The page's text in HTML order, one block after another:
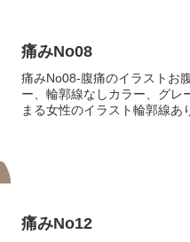
痛みNo08
痛みNo08-腹痛のイラストお
ー、輪郭線なしカラー、グレ
まる女性のイラスト輪郭
痛みNo12